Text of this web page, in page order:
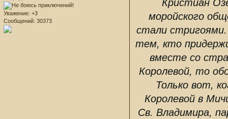
Уважение: +3
Сообщений: 30373
Кристиан
моройского
стали
тем, кто
вместе со
Королевой, то
Только вот,
Королевой в
Св. Владимира,